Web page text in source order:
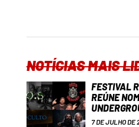
NOTÍCIAS MAIS
FESTIVAL
REÚNE
7 DE JULHO DE